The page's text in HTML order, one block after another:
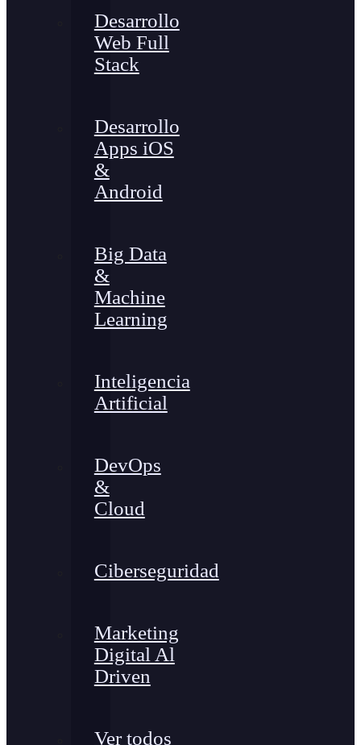
Desarrollo
Web Full
Stack
Desarrollo
Apps iOS
&
Android
Big Data
&
Machine
Learning
Inteligencia
Artificial
DevOps
&
Cloud
Ciberseguridad
Marketing
Digital Al
Driven
Ver todos